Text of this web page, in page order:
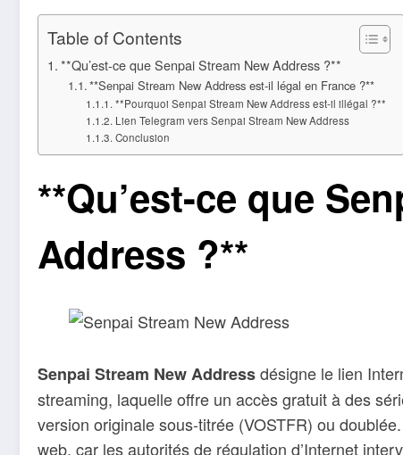
Table of Contents
**Qu’est-ce que Senpai Stream New Address ?**
**Senpai Stream New Address est-il légal en France ?**
**Pourquoi Senpai Stream New Address est-il illégal ?**
Lien Telegram vers Senpai Stream New Address
Conclusion
**Qu’est-ce que
Address ?**
Senpai Stream New Addressdésigne le lien
streaming, laquelle offre un accès gratuit à des
version originale sous-titrée (VOSTFR) ou
web, car les autorités de régulation d’Internet